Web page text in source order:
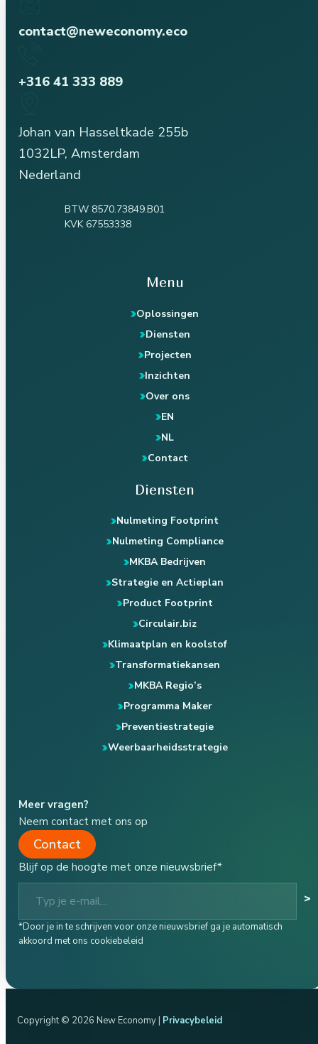
contact@neweconomy.eco
+316 41 333 889
Johan van Hasseltkade 255b
1032LP, Amsterdam
Nederland
BTW 8570.73849.B01
KVK 67553338
Menu
Oplossingen
Diensten
Projecten
Inzichten
Over ons
EN
NL
Contact
Diensten
Nulmeting Footprint
Nulmeting Compliance
MKBA Bedrijven
Strategie en Actieplan
Product Footprint
Circulair.biz
Klimaatplan en koolstof
Transformatiekansen
MKBA Regio’s
Programma Maker
Preventiestrategie
Weerbaarheidsstrategie
Meer vragen?
Neem contact met ons op
Contact
Blijf op de hoogte met onze nieuwsbrief*
Typ je e-mail...
>
*Door je in te schrijven voor onze nieuwsbrief ga je automatisch
akkoord met ons cookiebeleid
Copyright © 2026 New Economy | Privacybeleid